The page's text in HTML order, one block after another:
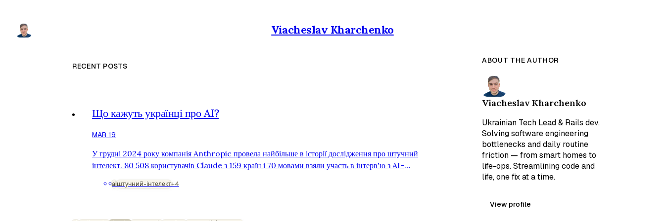
Viacheslav Kharchenko
RECENT POSTS
Що кажуть українці про AI?
MAR 19
У грудні 2024 року компанія Anthropic провела найбільше в історії дослідження про штучний
інтелект. 80 508 користувачів Claude з 159 країн і 70 мовами взяли участь в інтерв'ю з AI-
інтерв'юером — спеціальною версією Claude, налаштованою на ведення живої розмови. Учасників
запитували про те, як вони використовують AI, на що сподіваються і чого бояться. Результати
aiштучний-інтелект+4
ABOUT THE AUTHOR
Viacheslav Kharchenko
Ukrainian Tech Lead & Rails dev.
Solving software engineering
bottlenecks and daily routine
friction — from smart homes to
life-ops. Streamlining code and
life, one fix at a time.
View profile